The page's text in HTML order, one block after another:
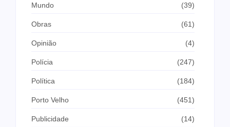
Mundo (39)
Obras (61)
Opinião (4)
Polícia (247)
Política (184)
Porto Velho (451)
Publicidade (14)